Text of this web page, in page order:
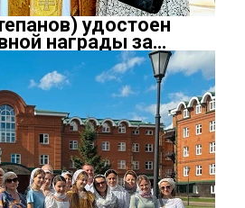
удостоен
награды за…